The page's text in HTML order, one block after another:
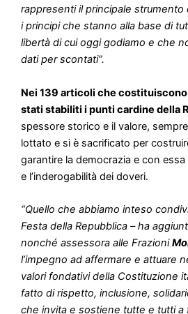
rappresenti il principale
i principi che stanno alla base di
libertà di cui oggi godiamo e che
dati per scontati”.
Nei 139 articoli che
stati stabiliti i punti cardine della
spessore storico e il valore,
lottato e si è sacrificato per
garantire la democrazia e con essa
e l’inderogabilità dei doveri.
“Quello che abbiamo inteso
Festa della Repubblica – ha
nonché assessora alle Frazioni
l’impegno ad affermare e attuare
valori fondativi della Costituzione
fatto di rispetto, inclusione,
che invita e sostiene tutte e tutti a